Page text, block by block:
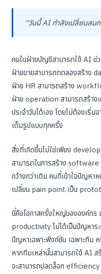
“วันนี้ AI กำลังเปลี่ยนสม
คนในฝ่ายบัญชีสามารถใช้ AI ช่
ฝ่ายขายสามารถทดลองสร้าง
ฝ่าย HR สามารถสร้าง
ฝ่าย operation สามารถสร้าง
ประจำวันได้เอง โดยไม่ต้องเ
เต็มรูปแบบทุกครั้ง
สิ่งที่เกิดขึ้นไม่ใช่เพียง
สามารถในการสร้าง software
กว้างกว่าเดิม คนที่เข้าใจปัญหา
เปลี่ยน pain point เป็น
นี่คือโอกาสครั้งใหญ่ขององค์กร
productivity ไม่ได้เป็นปัญหา
ปัญหาเฉพาะฟังก์ชัน เฉพาะทีม
หากทีมเหล่านั้นสามารถใช้ AI
จะสามารถปลดล็อก efficiency